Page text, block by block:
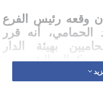
وقعه رئيس الفرع
الحمامي، أنه قرر
بهيئة الدار
وكمال الشمسي،
المدني في هذه